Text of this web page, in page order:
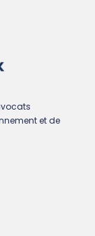
et de